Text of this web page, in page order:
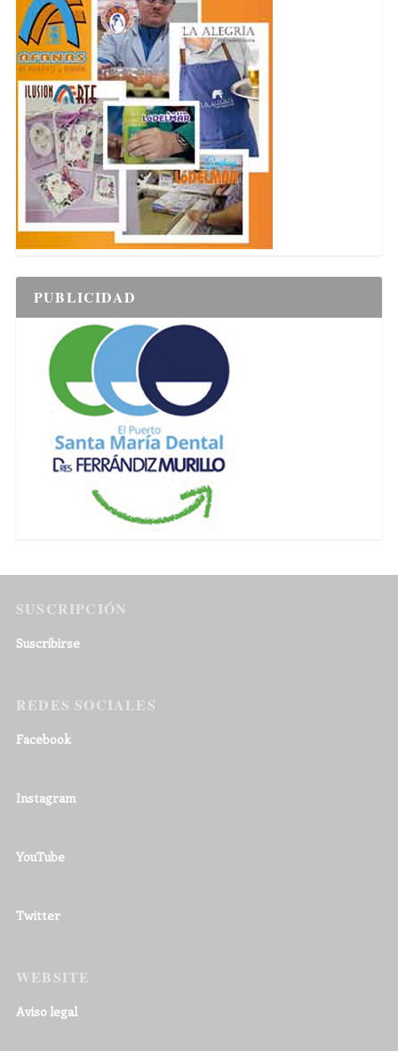
PUBLICIDAD
SUSCRIPCIÓN
Suscribirse
REDES SOCIALES
Facebook
Instagram
YouTube
Twitter
WEBSITE
Aviso legal